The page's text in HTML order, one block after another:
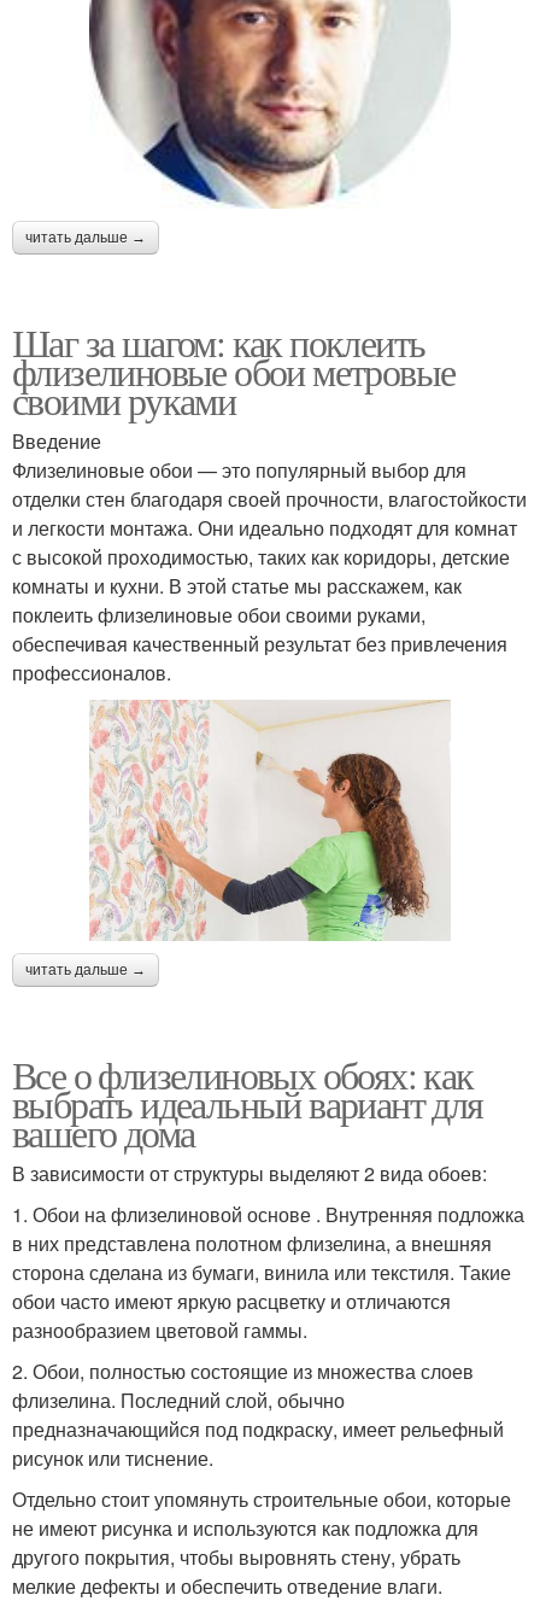
читать дальше →
Шаг за шагом: как поклеить
флизелиновые обои метровые
своими руками
Введение
Флизелиновые обои — это популярный выбор для
отделки стен благодаря своей прочности, влагостойкости
и легкости монтажа. Они идеально подходят для комнат
с высокой проходимостью, таких как коридоры, детские
комнаты и кухни. В этой статье мы расскажем, как
поклеить флизелиновые обои своими руками,
обеспечивая качественный результат без привлечения
профессионалов.
читать дальше →
Все о флизелиновых обоях: как
выбрать идеальный вариант для
вашего дома
В зависимости от структуры выделяют 2 вида обоев:
1. Обои на флизелиновой основе . Внутренняя подложка
в них представлена полотном флизелина, а внешняя
сторона сделана из бумаги, винила или текстиля. Такие
обои часто имеют яркую расцветку и отличаются
разнообразием цветовой гаммы.
2. Обои, полностью состоящие из множества слоев
флизелина. Последний слой, обычно
предназначающийся под подкраску, имеет рельефный
рисунок или тиснение.
Отдельно стоит упомянуть строительные обои, которые
не имеют рисунка и используются как подложка для
другого покрытия, чтобы выровнять стену, убрать
мелкие дефекты и обеспечить отведение влаги.